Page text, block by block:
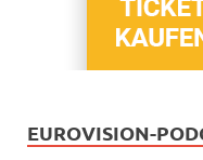
EUROVISION-